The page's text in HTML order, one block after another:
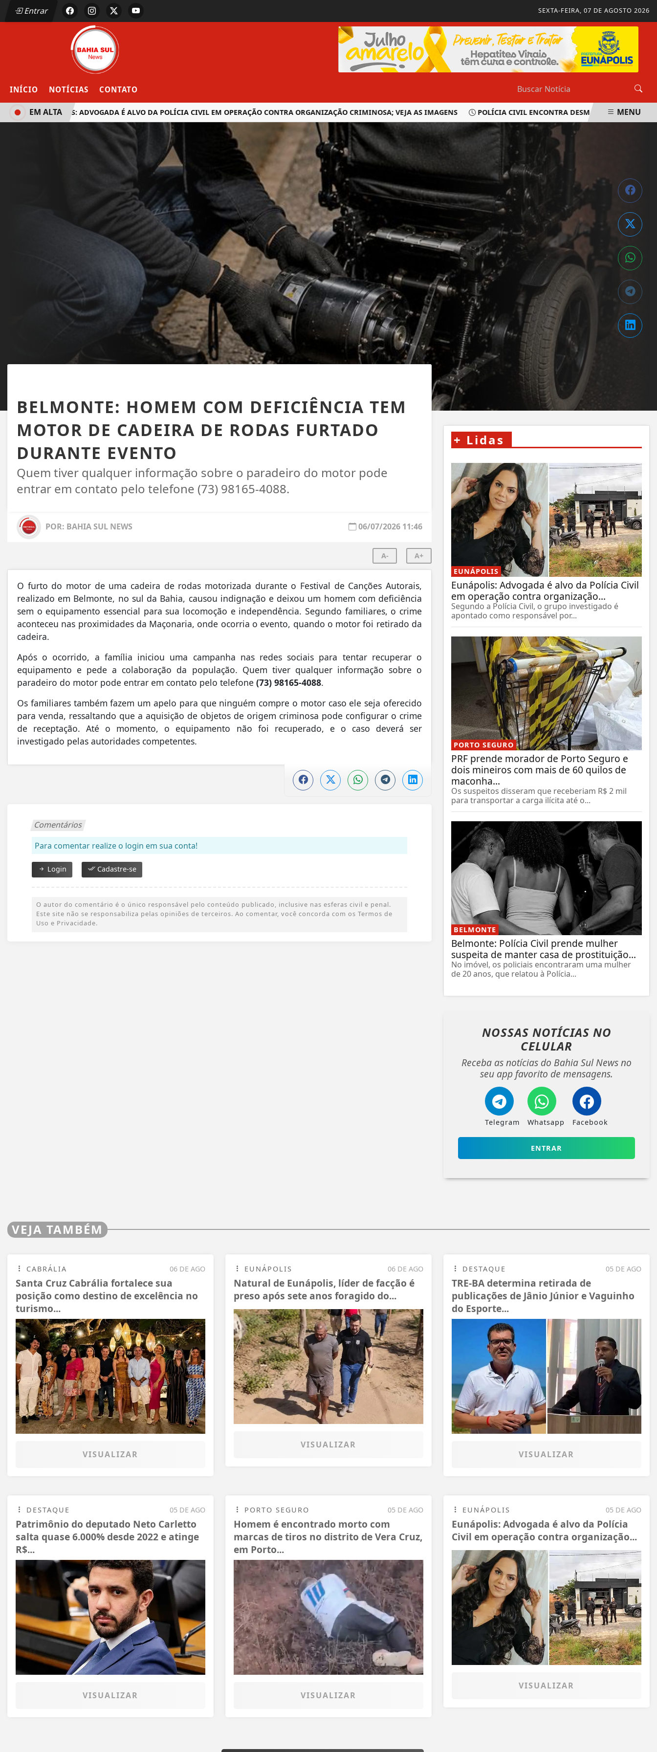
Entrar SEXTA-FEIRA, 07 DE AGOSTO 2026
INÍCIO NOTÍCIAS CONTATO
EUNÁPOLIS: ADVOGADA É ALVO DA POLÍCIA CIVIL EM OPERAÇÃO CONTRA ORGANIZAÇÃO CRIMINOSA; VEJA AS IMAGENS POLÍCIA CIVIL ENCONTRA DESMANCHE DURANTE
EM ALTA MENU
BELMONTE: HOMEM COM DEFICIÊNCIA TEM
MOTOR DE CADEIRA DE RODAS FURTADO
DURANTE EVENTO
Quem tiver qualquer informação sobre o paradeiro do motor pode
entrar em contato pelo telefone (73) 98165-4088.
POR: BAHIA SUL NEWS 06/07/2026 11:46
A- A+
O furto do motor de uma cadeira de rodas motorizada durante o Festival de Canções Autorais,
realizado em Belmonte, no sul da Bahia, causou indignação e deixou um homem com deficiência
sem o equipamento essencial para sua locomoção e independência. Segundo familiares, o crime
aconteceu nas proximidades da Maçonaria, onde ocorria o evento, quando o motor foi retirado da
cadeira.
Após o ocorrido, a família iniciou uma campanha nas redes sociais para tentar recuperar o
equipamento e pede a colaboração da população. Quem tiver qualquer informação sobre o
paradeiro do motor pode entrar em contato pelo telefone (73) 98165-4088.
Os familiares também fazem um apelo para que ninguém compre o motor caso ele seja oferecido
para venda, ressaltando que a aquisição de objetos de origem criminosa pode configurar o crime
de receptação. Até o momento, o equipamento não foi recuperado, e o caso deverá ser
investigado pelas autoridades competentes.
Comentários
Para comentar realize o login em sua conta!
Login Cadastre-se
O autor do comentário é o único responsável pelo conteúdo publicado, inclusive nas esferas civil e penal.
Este site não se responsabiliza pelas opiniões de terceiros. Ao comentar, você concorda com os Termos de
Uso e Privacidade.
+ Lidas
EUNÁPOLIS
Eunápolis: Advogada é alvo da Polícia Civil
em operação contra organização...
Segundo a Polícia Civil, o grupo investigado é
apontado como responsável por...
PORTO SEGURO
PRF prende morador de Porto Seguro e
dois mineiros com mais de 60 quilos de
maconha...
Os suspeitos disseram que receberiam R$ 2 mil
para transportar a carga ilícita até o...
BELMONTE
Belmonte: Polícia Civil prende mulher
suspeita de manter casa de prostituição...
No imóvel, os policiais encontraram uma mulher
de 20 anos, que relatou à Polícia...
NOSSAS NOTÍCIAS NO
CELULAR
Receba as notícias do Bahia Sul News no
seu app favorito de mensagens.
Telegram Whatsapp Facebook
ENTRAR
VEJA TAMBÉM
06 DE AGO
CABRÁLIA
Santa Cruz Cabrália fortalece sua
posição como destino de excelência no
turismo...
VISUALIZAR
06 DE AGO
EUNÁPOLIS
Natural de Eunápolis, líder de facção é
preso após sete anos foragido do...
VISUALIZAR
05 DE AGO
DESTAQUE
TRE-BA determina retirada de
publicações de Jânio Júnior e Vaguinho
do Esporte...
VISUALIZAR
05 DE AGO
DESTAQUE
Patrimônio do deputado Neto Carletto
salta quase 6.000% desde 2022 e atinge
R$...
VISUALIZAR
05 DE AGO
PORTO SEGURO
Homem é encontrado morto com
marcas de tiros no distrito de Vera Cruz,
em Porto...
VISUALIZAR
05 DE AGO
EUNÁPOLIS
Eunápolis: Advogada é alvo da Polícia
Civil em operação contra organização...
VISUALIZAR